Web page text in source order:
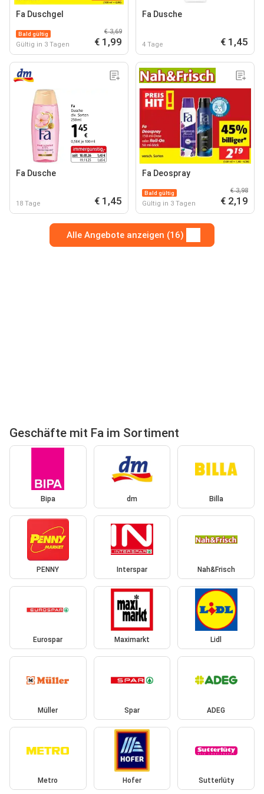
Fa Duschgel
Bald gültig
Gültig in 3 Tagen
€ 3,69
€ 1,99
Fa Dusche
4 Tage € 1,45
Fa Dusche
18 Tage € 1,45
Fa Deospray
Bald gültig
Gültig in 3 Tagen
€ 3,98
€ 2,19
Alle Angebote anzeigen (16)
Geschäfte mit Fa im Sortiment
Bipa dm Billa
PENNY Interspar Nah&Frisch
Eurospar Maximarkt Lidl
Müller Spar ADEG
Metro Hofer Sutterlüty